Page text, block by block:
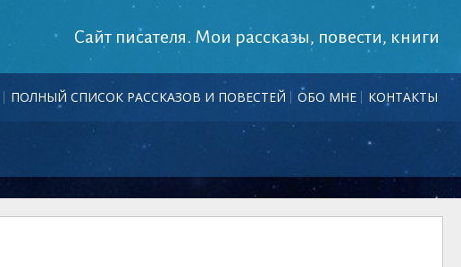
Сайт писателя. Мои рассказы, повести, книги
ПОЛНЫЙ СПИСОК РАССКАЗОВ И ПОВЕСТЕЙ ОБО МНЕ
КОНТАКТЫ